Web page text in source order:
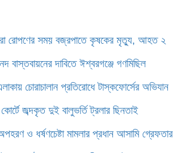
রোপণের সময় বজ্রপাতে কৃষকের মৃত্যু, আহত ২
বাস্তবায়নের দাবিতে ঈশ্বরগঞ্জে গণমিছিল
চোরাচালান প্রতিরোধে টাস্কফোর্সের অভিযান
জব্দকৃত দুই বালুভর্তি ট্রলার ছিনতাই
ও ধর্ষণচেষ্টা মামলার প্রধান আসামি গ্রেফতার